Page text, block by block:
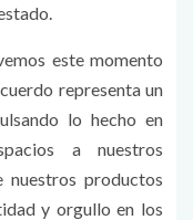
este momento
representa un
lo hecho en
a nuestros
productos
y orgullo en los